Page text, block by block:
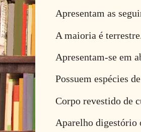
Apresentam as
A maioria é
Apresentam-se em
Possuem espécies
Corpo revestido de
Aparelho digestório